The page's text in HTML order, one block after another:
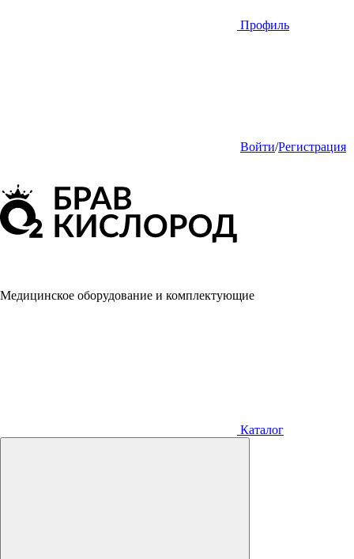
Профиль
Войти/Регистрация
Медицинское оборудование и комплектующие
Каталог